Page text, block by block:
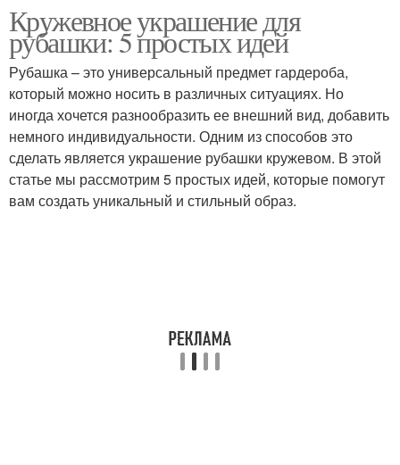
Кружевное украшение для
рубашки: 5 простых идей
Рубашка – это универсальный предмет гардероба,
который можно носить в различных ситуациях. Но
иногда хочется разнообразить ее внешний вид, добавить
немного индивидуальности. Одним из способов это
сделать является украшение рубашки кружевом. В этой
статье мы рассмотрим 5 простых идей, которые помогут
вам создать уникальный и стильный образ.